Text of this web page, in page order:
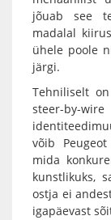
jõuab see
madalal
ühele poole
järgi.
Tehniliselt
steer-by-
võib
mida
kunstlikuks,
ostja ei
igapäevast